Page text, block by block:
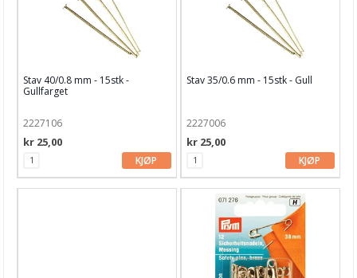
Kort & Scrapbooking
Scrapbooking & lommescrapping
Planners & kalender
Art Journaling & Mixed Media
Vokssegl & tilbehør
Lim & Verktøy
Stav 40/0.8 mm - 15stk -
Gullfarget
2227106
kr 25,00
KJØP
Stav 35/0.6 mm - 15stk - Gull
2227006
kr 25,00
KJØP